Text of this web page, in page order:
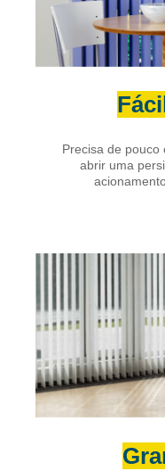
Precisa de
abrir uma